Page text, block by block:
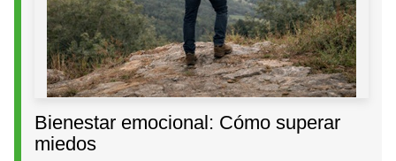
Bienestar emocional: Cómo superar
miedos